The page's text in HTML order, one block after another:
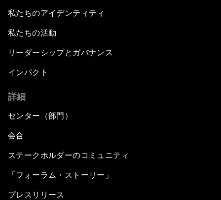
私たちのアイデンティティ
私たちの活動
リーダーシップとガバナンス
インパクト
詳細
センター（部門）
会合
ステークホルダーのコミュニティ
「フォーラム・ストーリー」
プレスリリース